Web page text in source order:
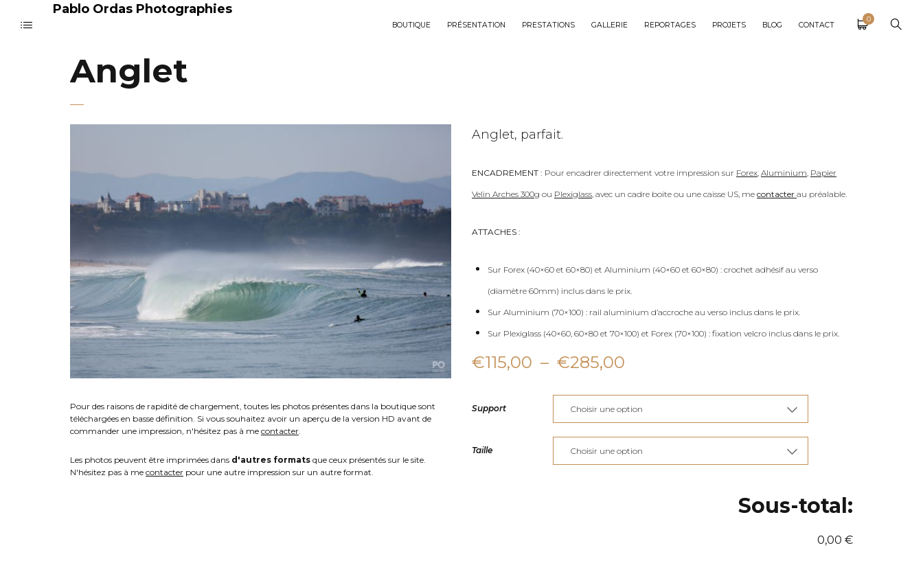
Pablo Ordas Photographies
BOUTIQUE PRÉSENTATION PRESTATIONS GALLERIE REPORTAGES PROJETS BLOG CONTACT
0
Anglet
Pour des raisons de rapidité de chargement, toutes les photos présentes dans la boutique sont
téléchargées en basse définition. Si vous souhaitez avoir un aperçu de la version HD avant de
commander une impression, n'hésitez pas à me contacter.
Les photos peuvent être imprimées dans d'autres formats que ceux présentés sur le site.
N'hésitez pas à me contacter pour une autre impression sur un autre format.
Anglet, parfait.
ENCADREMENT : Pour encadrer directement votre impression sur Forex, Aluminium, Papier
Velin Arches 300g ou Plexiglass, avec un cadre boite ou une caisse US, me contacter au préalable.
ATTACHES :
Sur Forex (40×60 et 60×80) et Aluminium (40×60 et 60×80) : crochet adhésif au verso
(diamètre 60mm) inclus dans le prix.
Sur Aluminium (70×100) : rail aluminium d’accroche au verso inclus dans le prix.
Sur Plexiglass (40×60, 60×80 et 70×100) et Forex (70×100) : fixation velcro inclus dans le prix.
€115,00 – €285,00
prix :
€115,00
à
Support
Taille
Sous-total:
0,00 €